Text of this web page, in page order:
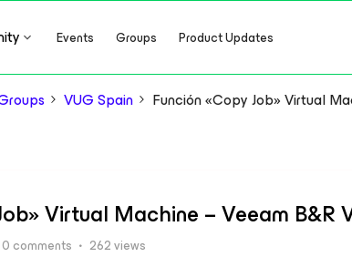
Events Groups Product Updates
VUG Spain Función «Copy Job» Virtual
Virtual Machine – Veeam B&R
0 comments 262 views